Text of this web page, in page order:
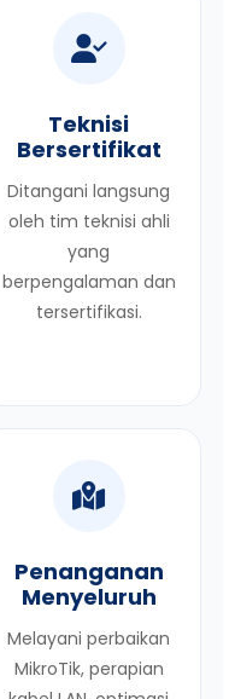
Teknisi
Bersertifikat
Ditangani langsung
oleh tim teknisi ahli
yang
berpengalaman dan
tersertifikasi.
Penanganan
Menyeluruh
Melayani perbaikan
MikroTik, perapian